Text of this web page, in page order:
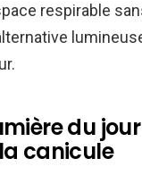
respirable
du
canicule